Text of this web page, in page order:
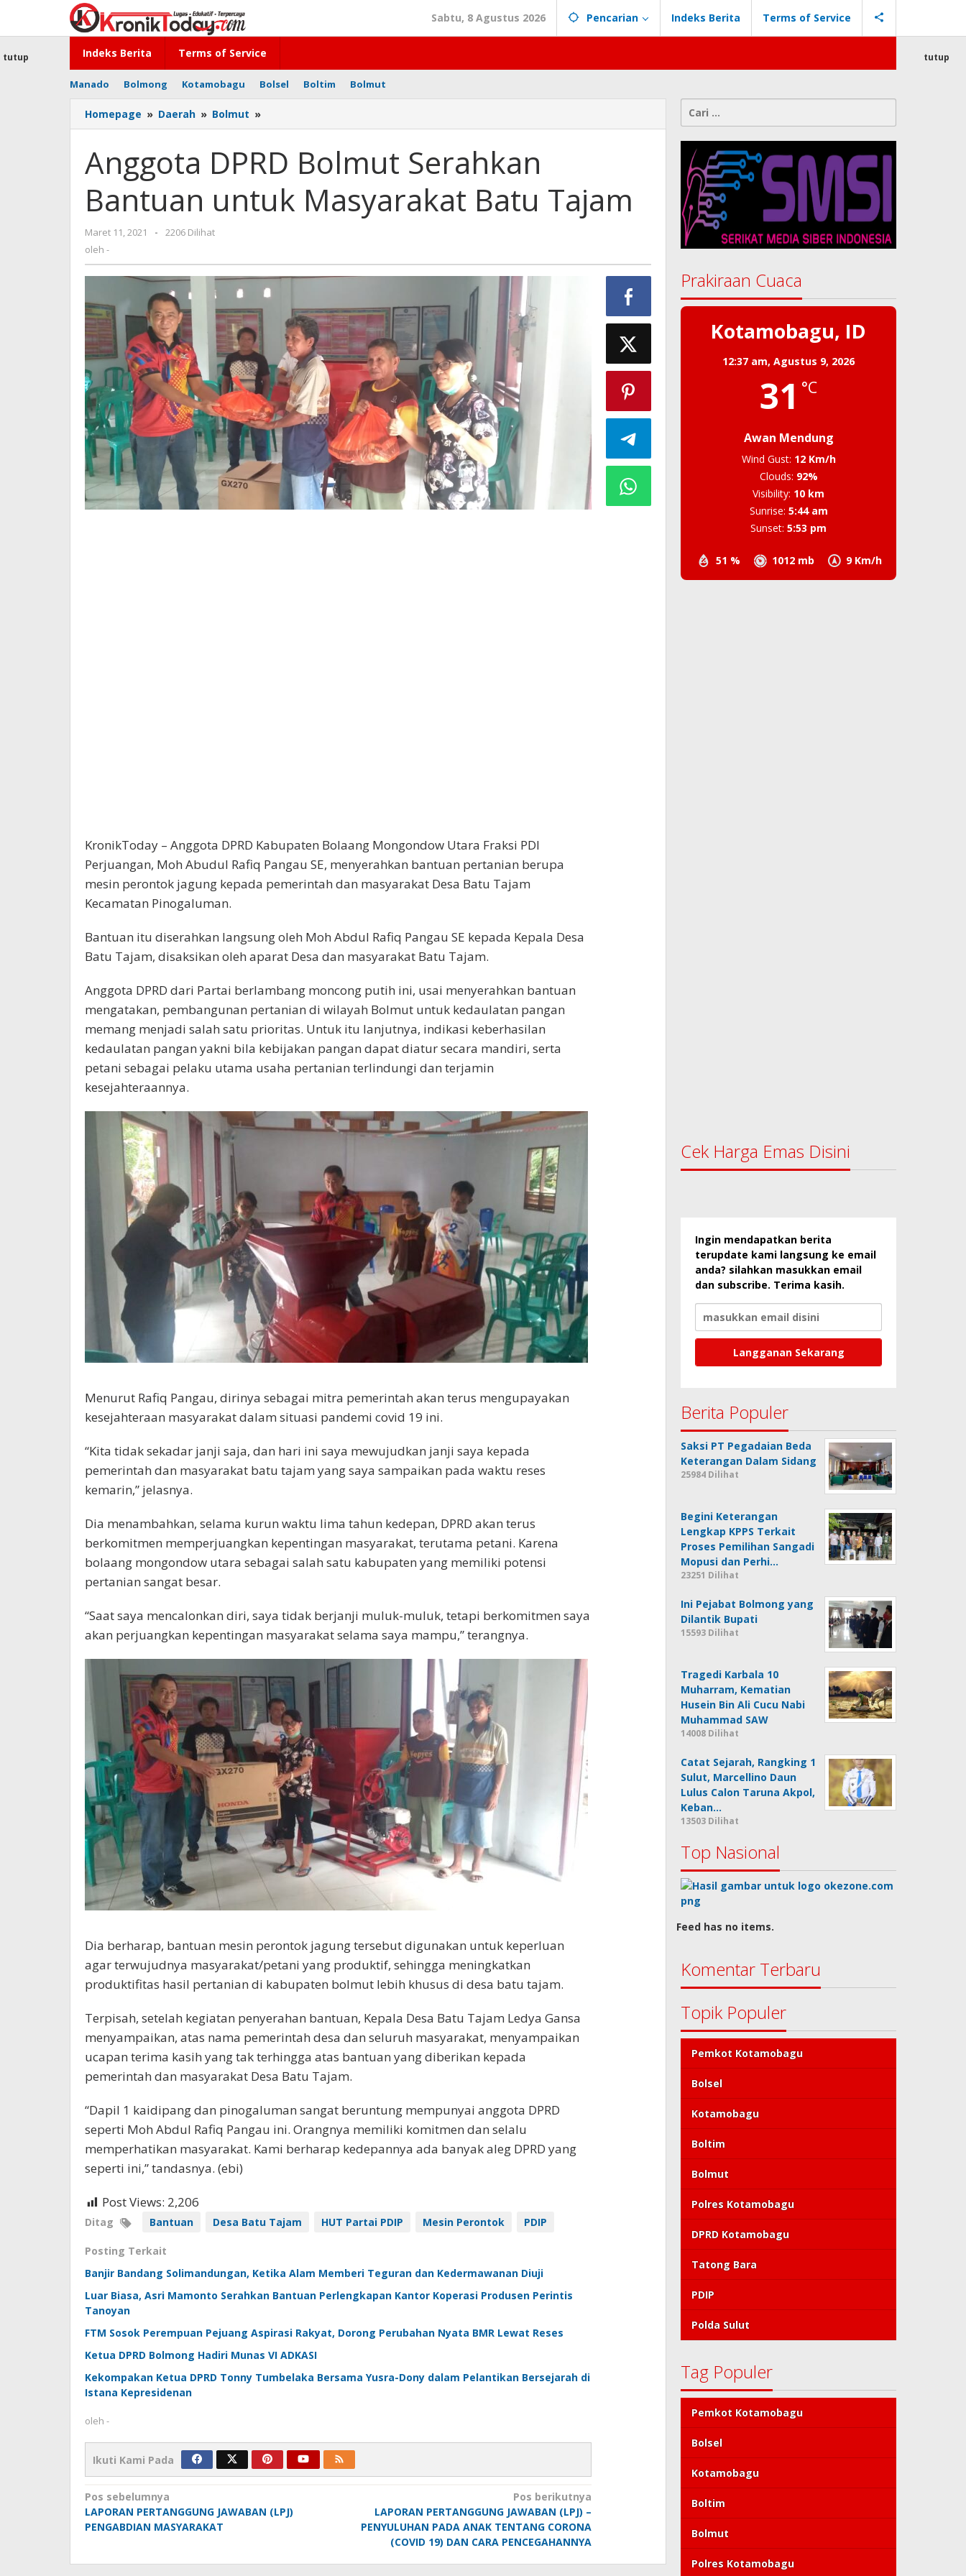
konten
Sabtu, 8 Agustus 2026 Pencarian Indeks Berita Terms of Service
Indeks Berita Terms of Service
Manado Bolmong Kotamobagu Bolsel Boltim Bolmut
tutup tutup
Homepage » Daerah » Bolmut »
DPRD
Serahkan
Bantuan
untuk
Masyarakat
Anggota DPRD Bolmut Serahkan
Bantuan untuk Masyarakat Batu Tajam
Maret 11, 2021
oleh
-
2206 Dilihat
oleh -
KronikToday – Anggota DPRD Kabupaten Bolaang Mongondow Utara Fraksi PDI
Perjuangan, Moh Abudul Rafiq Pangau SE, menyerahkan bantuan pertanian berupa
mesin perontok jagung kepada pemerintah dan masyarakat Desa Batu Tajam
Kecamatan Pinogaluman.
Bantuan itu diserahkan langsung oleh Moh Abdul Rafiq Pangau SE kepada Kepala Desa
Batu Tajam, disaksikan oleh aparat Desa dan masyarakat Batu Tajam.
Anggota DPRD dari Partai berlambang moncong putih ini, usai menyerahkan bantuan
mengatakan, pembangunan pertanian di wilayah Bolmut untuk kedaulatan pangan
memang menjadi salah satu prioritas. Untuk itu lanjutnya, indikasi keberhasilan
kedaulatan pangan yakni bila kebijakan pangan dapat diatur secara mandiri, serta
petani sebagai pelaku utama usaha pertanian terlindungi dan terjamin
kesejahteraannya.
Menurut Rafiq Pangau, dirinya sebagai mitra pemerintah akan terus mengupayakan
kesejahteraan masyarakat dalam situasi pandemi covid 19 ini.
“Kita tidak sekadar janji saja, dan hari ini saya mewujudkan janji saya kepada
pemerintah dan masyarakat batu tajam yang saya sampaikan pada waktu reses
kemarin,” jelasnya.
Dia menambahkan, selama kurun waktu lima tahun kedepan, DPRD akan terus
berkomitmen memperjuangkan kepentingan masyarakat, terutama petani. Karena
bolaang mongondow utara sebagai salah satu kabupaten yang memiliki potensi
pertanian sangat besar.
“Saat saya mencalonkan diri, saya tidak berjanji muluk-muluk, tetapi berkomitmen saya
akan perjuangkan kepentingan masyarakat selama saya mampu,” terangnya.
Dia berharap, bantuan mesin perontok jagung tersebut digunakan untuk keperluan
agar terwujudnya masyarakat/petani yang produktif, sehingga meningkatkan
produktifitas hasil pertanian di kabupaten bolmut lebih khusus di desa batu tajam.
Terpisah, setelah kegiatan penyerahan bantuan, Kepala Desa Batu Tajam Ledya Gansa
menyampaikan, atas nama pemerintah desa dan seluruh masyarakat, menyampaikan
ucapan terima kasih yang tak terhingga atas bantuan yang diberikan kepada
pemerintah dan masyarakat Desa Batu Tajam.
“Dapil 1 kaidipang dan pinogaluman sangat beruntung mempunyai anggota DPRD
seperti Moh Abdul Rafiq Pangau ini. Orangnya memiliki komitmen dan selalu
memperhatikan masyarakat. Kami berharap kedepannya ada banyak aleg DPRD yang
seperti ini,” tandasnya. (ebi)
Post Views: 2,206
Ditag Bantuan Desa Batu Tajam HUT Partai PDIP Mesin Perontok PDIP
Posting Terkait
Banjir Bandang Solimandungan, Ketika Alam Memberi Teguran dan Kedermawanan Diuji
Luar Biasa, Asri Mamonto Serahkan Bantuan Perlengkapan Kantor Koperasi Produsen Perintis
Tanoyan
FTM Sosok Perempuan Pejuang Aspirasi Rakyat, Dorong Perubahan Nyata BMR Lewat Reses
Ketua DPRD Bolmong Hadiri Munas VI ADKASI
Kekompakan Ketua DPRD Tonny Tumbelaka Bersama Yusra-Dony dalam Pelantikan Bersejarah di
Istana Kepresidenan
oleh -
Ikuti Kami Pada
Navigasi
pos
Pos sebelumnya
LAPORAN PERTANGGUNG JAWABAN (LPJ)
PENGABDIAN MASYARAKAT
Pos berikutnya
LAPORAN PERTANGGUNG JAWABAN (LPJ) –
PENYULUHAN PADA ANAK TENTANG CORONA
(COVID 19) DAN CARA PENCEGAHANNYA
Cari
untuk:
Prakiraan Cuaca
Kotamobagu, ID
12:37 am,Agustus 9, 2026
31 °C
Awan Mendung
51 % 1012 mb 9 Km/h
Wind Gust: 12 Km/h
Clouds: 92%
Visibility: 10 km
Sunrise: 5:44 am
Sunset: 5:53 pm
Cek Harga Emas Disini
Ingin mendapatkan berita
terupdate kami langsung ke email
anda? silahkan masukkan email
dan subscribe. Terima kasih.
Berita Populer
Saksi PT Pegadaian Beda
Keterangan Dalam Sidang
25984 Dilihat
Begini Keterangan
Lengkap KPPS Terkait
Proses Pemilihan Sangadi
Mopusi dan Perhi…
23251 Dilihat
Ini Pejabat Bolmong yang
Dilantik Bupati
15593 Dilihat
Tragedi Karbala 10
Muharram, Kematian
Husein Bin Ali Cucu Nabi
Muhammad SAW
14008 Dilihat
Catat Sejarah, Rangking 1
Sulut, Marcellino Daun
Lulus Calon Taruna Akpol,
Keban…
13503 Dilihat
Top Nasional
Feed has no items.
Komentar Terbaru
Topik Populer
Pemkot Kotamobagu
Bolsel
Kotamobagu
Boltim
Bolmut
Polres Kotamobagu
DPRD Kotamobagu
Tatong Bara
PDIP
Polda Sulut
Tag Populer
Pemkot Kotamobagu
Bolsel
Kotamobagu
Boltim
Bolmut
Polres Kotamobagu